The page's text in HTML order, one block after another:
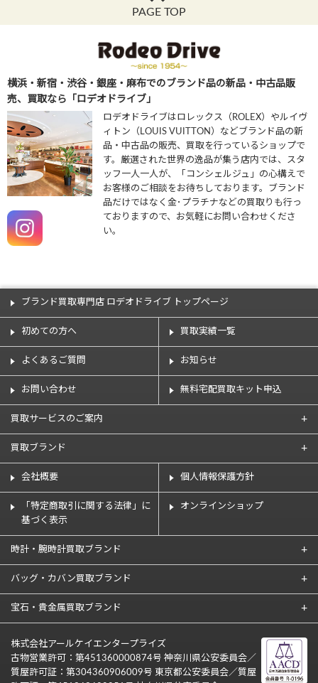
PAGE TOP
横浜・新宿・渋谷・銀座・麻布でのブランド品の新品・中古品販
売、買取なら「ロデオドライブ」
ロデオドライブはロレックス（ROLEX）やルイヴ
ィトン（LOUIS VUITTON）などブランド品の新
品・中古品の販売、買取を行っているショップで
す。厳選された世界の逸品が集う店内では、スタ
ッフ一人一人が、「コンシェルジュ」の心構えで
お客様のご相談をお待ちしております。ブランド
品だけではなく金･プラチナなどの買取りも行っ
ておりますので、お気軽にお問い合わせくださ
い。
ブランド買取専門店 ロデオドライブ トップページ
初めての方へ 買取実績一覧
よくあるご質問 お知らせ
お問い合わせ 無料宅配買取キット申込
買取サービスのご案内
買取ブランド
会社概要 個人情報保護方針
「特定商取引に関する法律」に
基づく表示
オンラインショップ
時計・腕時計買取ブランド
バッグ・カバン買取ブランド
宝石・貴金属買取ブランド
株式会社アールケイエンタープライズ
古物営業許可：第451360000874号 神奈川県公安委員会／
質屋許可証：第304360906009号 東京都公安委員会／質屋